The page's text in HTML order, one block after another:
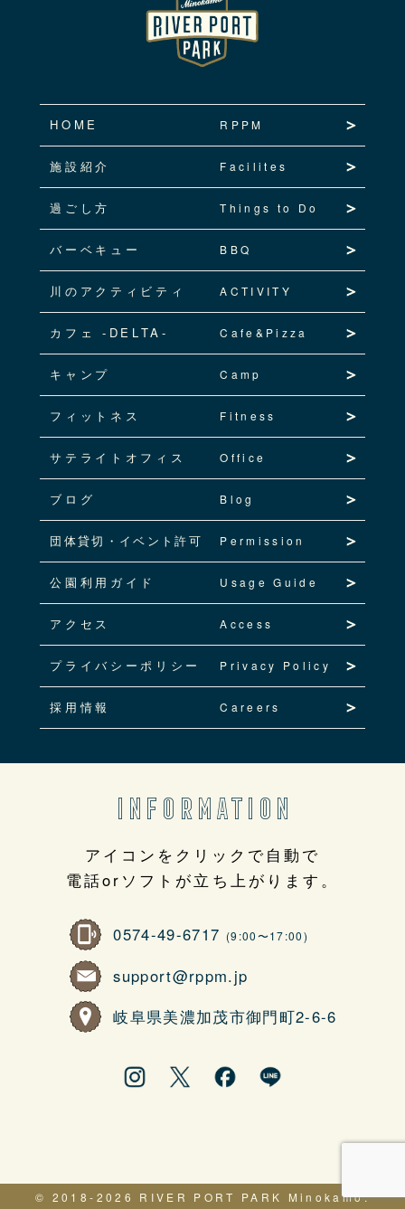
HOME RPPM
施設紹介 Facilites
過ごし方 Things to Do
バーベキュー BBQ
川のアクティビティ ACTIVITY
カフェ -DELTA- Cafe&Pizza
キャンプ Camp
フィットネス Fitness
サテライトオフィス Office
ブログ Blog
団体貸切・イベント許可 Permission
公園利用ガイド Usage Guide
アクセス Access
プライバシーポリシー Privacy Policy
採用情報 Careers
INFORMATION
アイコンをクリックで自動で
電話orソフトが立ち上がります。
0574-49-6717 (9:00〜17:00)
support@rppm.jp
岐阜県美濃加茂市御門町2-6-6
© 2018-2026 RIVER PORT PARK Minokamo.